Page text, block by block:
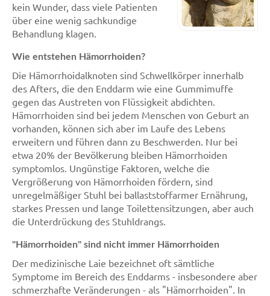
kein Wunder, dass viele Patienten
über eine wenig sachkundige
Behandlung klagen.
Wie entstehen Hämorrhoiden?
Die Hämorrhoidalknoten sind Schwellkörper innerhalb
des Afters, die den Enddarm wie eine Gummimuffe
gegen das Austreten von Flüssigkeit abdichten.
Hämorrhoiden sind bei jedem Menschen von Geburt an
vorhanden, können sich aber im Laufe des Lebens
erweitern und führen dann zu Beschwerden. Nur bei
etwa 20% der Bevölkerung bleiben Hämorrhoiden
symptomlos. Ungünstige Faktoren, welche die
Vergrößerung von Hämorrhoiden fördern, sind
unregelmäßiger Stuhl bei ballaststoffarmer Ernährung,
starkes Pressen und lange Toilettensitzungen, aber auch
die Unterdrückung des Stuhldrangs.
"Hämorrhoiden" sind nicht immer Hämorrhoiden
Der medizinische Laie bezeichnet oft sämtliche
Symptome im Bereich des Enddarms - insbesondere aber
schmerzhafte Veränderungen - als "Hämorrhoiden". In